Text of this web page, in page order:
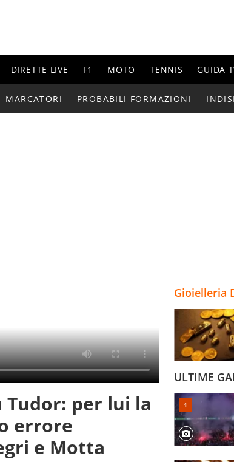
DIRETTE LIVE F1 MOTO TENNIS GUIDA
MARCATORI PROBABILI FORMAZIONI
per lui la
errore
e Motta
Gioielleria
ULTIME